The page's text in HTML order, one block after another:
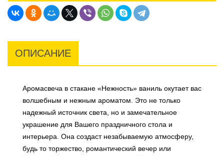
ОПИСАНИЕ
Аромасвеча в стакане «Нежность» ваниль окутает вас
волшебным и нежным ароматом. Это не только
надежный источник света, но и замечательное
украшение для Вашего праздничного стола и
интерьера. Она создаст незабываемую атмосферу,
будь то торжество, романтический вечер или